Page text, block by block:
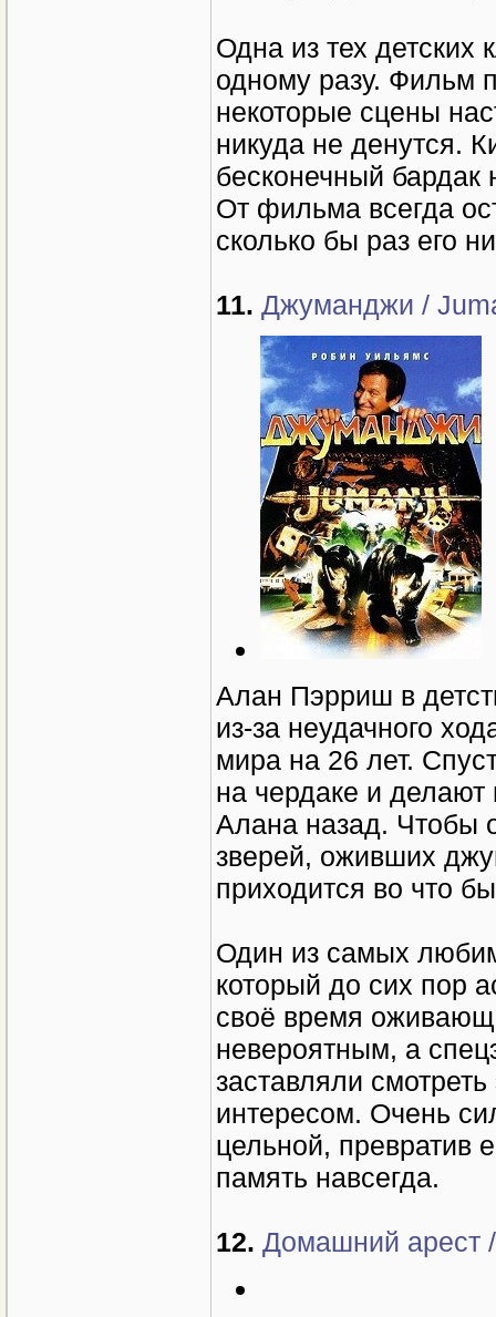
Одна из тех детских
одному разу. Фильм
некоторые сцены
никуда не денутся.
бесконечный бардак
От фильма всегда
сколько бы раз его
11. Джуманджи /
Алан Пэрриш в
из-за неудачного
мира на 26 лет.
на чердаке и
Алана назад. Чтобы
зверей, оживших
приходится во что
Один из самых
который до сих пор
своё время
невероятным, а
заставляли
интересом. Очень
цельной, превратив
память навсегда.
12. Домашний арест